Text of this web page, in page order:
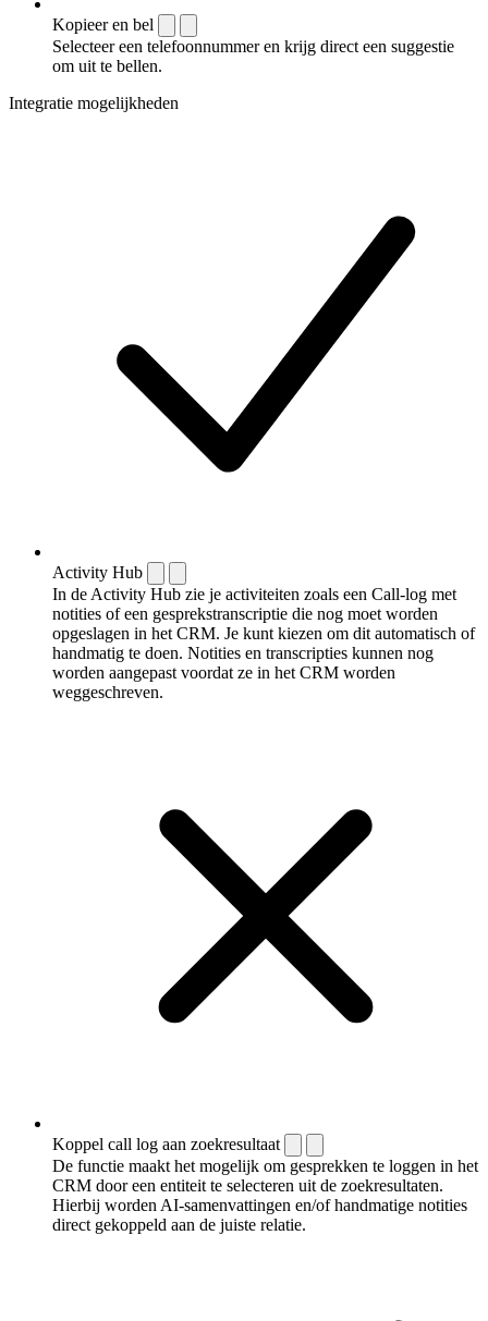
Kopieer en bel
Selecteer een telefoonnummer en krijg direct een suggestie
om uit te bellen.
Integratie mogelijkheden
Activity Hub
In de Activity Hub zie je activiteiten zoals een Call-log met
notities of een gespreks­transcriptie die nog moet worden
opgeslagen in het CRM. Je kunt kiezen om dit automatisch of
handmatig te doen. Notities en transcripties kunnen nog
worden aangepast voordat ze in het CRM worden
weggeschreven.
Koppel call log aan zoekresultaat
De functie maakt het mogelijk om gesprekken te loggen in het
CRM door een entiteit te selecteren uit de zoekresultaten.
Hierbij worden AI-samenvattingen en/of handmatige notities
direct gekoppeld aan de juiste relatie.